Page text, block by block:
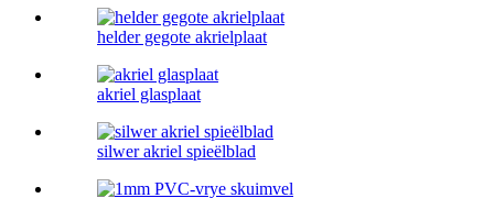
helder gegote akrielplaat
akriel glasplaat
silwer akriel spieëlblad